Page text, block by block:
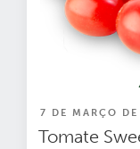
PUBLICADO
EM
7 DE MARÇO
Tomate